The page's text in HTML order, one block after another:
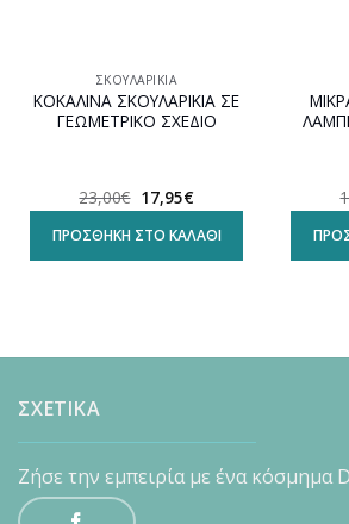
ΣΚΟΥΛΑΡΊΚΙΑ
ΚΟΚΑΛΙΝΑ ΣΚΟΥΛΑΡΙΚΙΑ ΣΕ
ΓΕΩΜΕΤΡΙΚΟ ΣΧΕΔΙΟ
23,00€ Original
price
was:
23,00€.
17,95€Η
τρέχουσα
τιμή
είναι:
17,95€.
ΠΡΟΣΘΉΚΗ ΣΤΟ ΚΑΛΆΘΙ
ΣΧΕΤΙΚΑ
Ζήσε την εμπειρία με ένα κόσμημα